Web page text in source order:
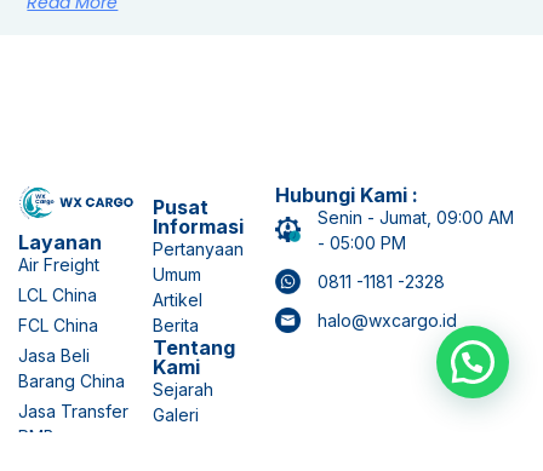
Layanan
Air Freight
LCL China
FCL China
Jasa Beli
Barang China
Jasa Transfer
RMB
Pusat
Informasi
Pertanyaan
Umum
Artikel
Berita
Tentang
Kami
Sejarah
Galeri
Hubungi Kami :
Senin - Jumat, 09:00 AM
- 05:00 PM
0811 -1181 -2328
halo@wxcargo.id